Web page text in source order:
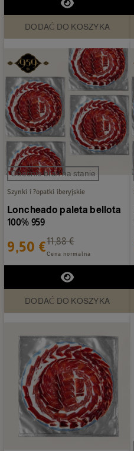
DODAĆ DO KOSZYKA
Obecnie brak na stanie
Szynki i ?opatki iberyjskie
Loncheado paleta bellota
100% 959
9,50 €11,88 €
Cena normalna
DODAĆ DO KOSZYKA